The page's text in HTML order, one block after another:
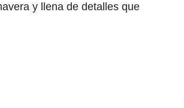
y llena de detalles que